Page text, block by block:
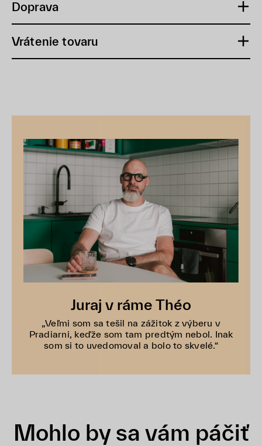
Doprava
Vrátenie tovaru
Juraj v ráme Théo
„Veľmi som sa tešil na zážitok z výberu v
Pradiarni, keďže som tam predtým nebol. Inak
som si to uvedomoval a bolo to skvelé.“
Mohlo by sa vám páčiť